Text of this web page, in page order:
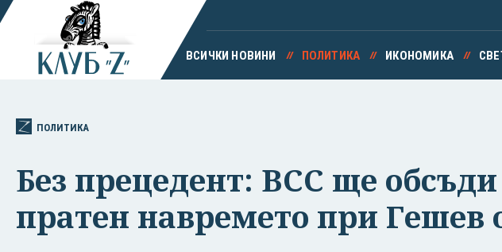
ВСИЧКИ НОВИНИ ПОЛИТИКА ИКОНОМИКА
ПОЛИТИКА
Без прецедент: ВСС ще
пратен навремето при Гешев